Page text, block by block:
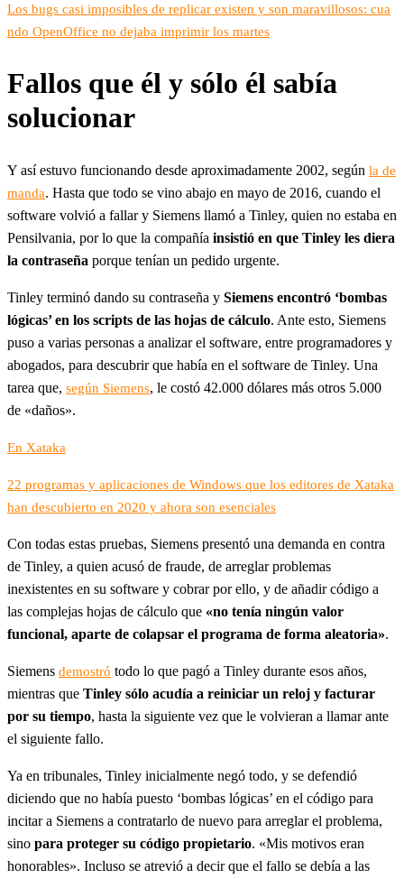
Los bugs casi imposibles de replicar existen y son maravillosos: cua
ndo OpenOffice no dejaba imprimir los martes
Fallos que él y sólo él sabía
solucionar
Y así estuvo funcionando desde aproximadamente 2002, según la de
manda. Hasta que todo se vino abajo en mayo de 2016, cuando el
software volvió a fallar y Siemens llamó a Tinley, quien no estaba en
Pensilvania, por lo que la compañía insistió en que Tinley les diera
la contraseña porque tenían un pedido urgente.
Tinley terminó dando su contraseña y Siemens encontró ‘bombas
lógicas’ en los scripts de las hojas de cálculo. Ante esto, Siemens
puso a varias personas a analizar el software, entre programadores y
abogados, para descubrir que había en el software de Tinley. Una
tarea que, según Siemens, le costó 42.000 dólares más otros 5.000
de «daños».
En Xataka
22 programas y aplicaciones de Windows que los editores de Xataka
han descubierto en 2020 y ahora son esenciales
Con todas estas pruebas, Siemens presentó una demanda en contra
de Tinley, a quien acusó de fraude, de arreglar problemas
inexistentes en su software y cobrar por ello, y de añadir código a
las complejas hojas de cálculo que «no tenía ningún valor
funcional, aparte de colapsar el programa de forma aleatoria».
Siemens demostró todo lo que pagó a Tinley durante esos años,
mientras que Tinley sólo acudía a reiniciar un reloj y facturar
por su tiempo, hasta la siguiente vez que le volvieran a llamar ante
el siguiente fallo.
Ya en tribunales, Tinley inicialmente negó todo, y se defendió
diciendo que no había puesto ‘bombas lógicas’ en el código para
incitar a Siemens a contratarlo de nuevo para arreglar el problema,
sino para proteger su código propietario. «Mis motivos eran
honorables». Incluso se atrevió a decir que el fallo se debía a las